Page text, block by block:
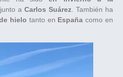
, junto a Carlos Suárez . También ha
hielo tanto en España como en